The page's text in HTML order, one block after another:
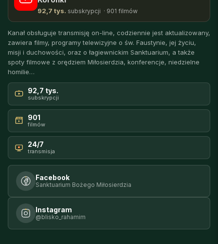
92,7 tys. subskrypcji · 901 filmów
Kanał obsługuje transmisję on-line, codziennie jest aktualizowany,
zawiera filmy, programy telewizyjne o św. Faustynie, jej życiu,
misji i duchowości, oraz o łagiewnickim Sanktuarium, a także
spoty filmowe z orędziem Miłosierdzia, konferencje, niedzielne
homilie…
92,7 tys.
subskrypcji
901
filmów
24/7
transmisja
Facebook
Sanktuarium Bożego Miłosierdzia
Instagram
@blisko_rahamim